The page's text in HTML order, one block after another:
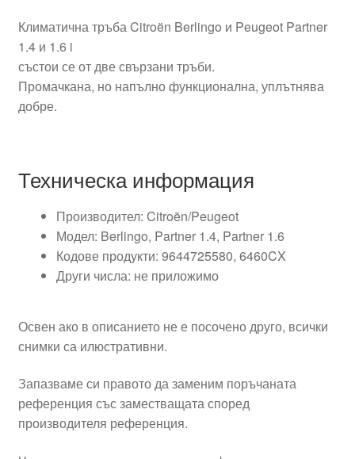
Климатична тръба Citroën Berlingo и Peugeot Partner
1.4 и 1.6 i
състои се от две свързани тръби.
Промачкана, но напълно функционална, уплътнява
добре.
Техническа информация
Производител: Citroën/Peugeot
Модел: Berlingo, Partner 1.4, Partner 1.6
Кодове продукти: 9644725580, 6460CX
Други числа: не приложимо
Освен ако в описанието не е посочено друго, всички
снимки са илюстративни.
Запазваме си правото да заменим поръчаната
референция със заместващата според
производителя референция.